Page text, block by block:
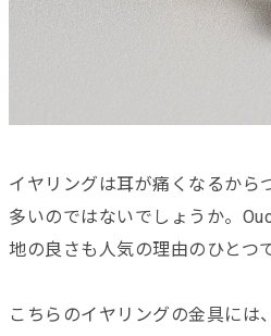
イヤリングは耳が痛くなるから
多いのではないでしょうか。
地の良さも人気の理由のひとつで
こちらのイヤリングの金具には